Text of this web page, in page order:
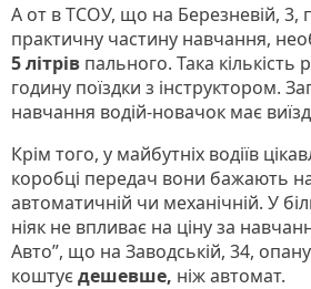
А от в ТСОУ, що на Березневій, 3,
практичну частину навчання,
5 літрів пального. Така кількість
годину поїздки з інструктором.
навчання водій-новачок має
Крім того, у майбутніх водіїв
коробці передач вони бажають
автоматичній чи механічній. У
ніяк не впливає на ціну за
Авто”, що на Заводській, 34,
коштуєдешевше, ніж автомат.